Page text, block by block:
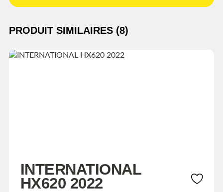
PRODUIT SIMILAIRES (8)
INTERNATIONAL
HX620 2022